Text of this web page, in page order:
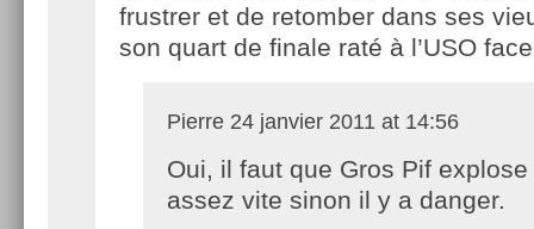
frustrer et de retomber dans ses
son quart de finale raté à l’USO
Pierre 24 janvier 2011 at 14:56
Oui, il faut que Gros Pif
assez vite sinon il y a danger.